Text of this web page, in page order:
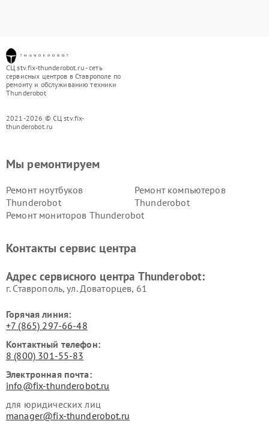
СЦ stv.fix-thunderobot.ru - сеть
сервисных центров в Ставрополе по
ремонту и обслуживанию техники
Thunderobot
2021-2026 © СЦ stv.fix-
thunderobot.ru
Мы ремонтируем
Ремонт ноутбуков
Thunderobot
Ремонт компьютеров
Thunderobot
Ремонт мониторов Thunderobot
Контакты сервис центра
Адрес сервисного центра Thunderobot:
г. Ставрополь, ул. Доваторцев, 61
Горячая линия:
+7 (865) 297-66-48
Контактный телефон:
8 (800) 301-55-83
Электронная почта:
info@fix-thunderobot.ru
для юридических лиц
manager@fix-thunderobot.ru